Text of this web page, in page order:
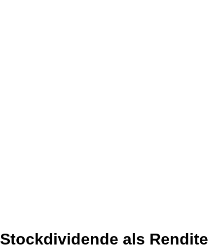
Stockdividende als Rendite